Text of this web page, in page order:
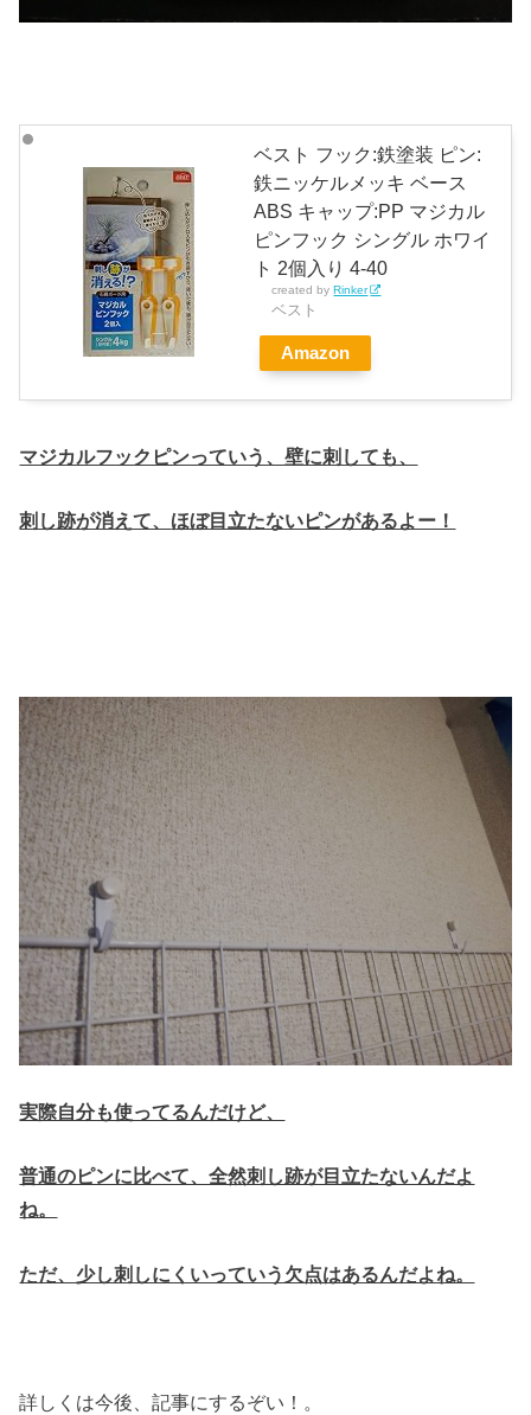
ベスト フック:鉄塗装 ピン:
鉄ニッケルメッキ ベース
ABS キャップ:PP マジカル
ピンフック シングル ホワイ
ト 2個入り 4-40
created byRinker
ベスト
Amazon
マジカルフックピンっていう、壁に刺しても、
刺し跡が消えて、 ほぼ目立たないピンがあるよー！
実際自分も使ってるんだけど、
普通のピンに比べて、全然刺し跡が目立たないんだよ
ね。
ただ、少し刺しにくいっていう欠点はあるんだよね。
詳しくは今後、記事にするぞい！。